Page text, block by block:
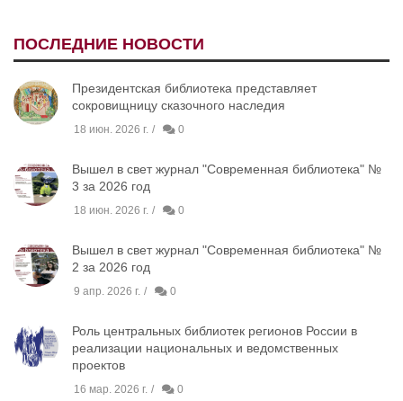
ПОСЛЕДНИЕ НОВОСТИ
Президентская библиотека представляет
сокровищницу сказочного наследия
18 июн. 2026 г. 0
Вышел в свет журнал "Современная библиотека" №
3 за 2026 год
18 июн. 2026 г. 0
Вышел в свет журнал "Современная библиотека" №
2 за 2026 год
9 апр. 2026 г. 0
Роль центральных библиотек регионов России в
реализации национальных и ведомственных
проектов
16 мар. 2026 г. 0